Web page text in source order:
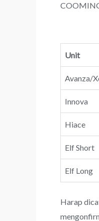
Unit
Avanza/
Innova
Hiace
Elf Short
Elf Long
Harap